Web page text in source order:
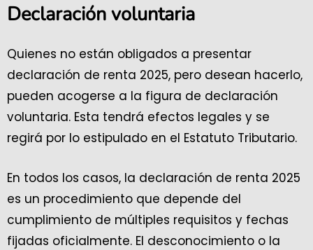
Declaración voluntaria
Quienes no están obligados a presentar
declaración de renta 2025, pero desean hacerlo,
pueden acogerse a la figura de declaración
voluntaria. Esta tendrá efectos legales y se
regirá por lo estipulado en el Estatuto Tributario.
En todos los casos, la declaración de renta 2025
es un procedimiento que depende del
cumplimiento de múltiples requisitos y fechas
fijadas oficialmente. El desconocimiento o la